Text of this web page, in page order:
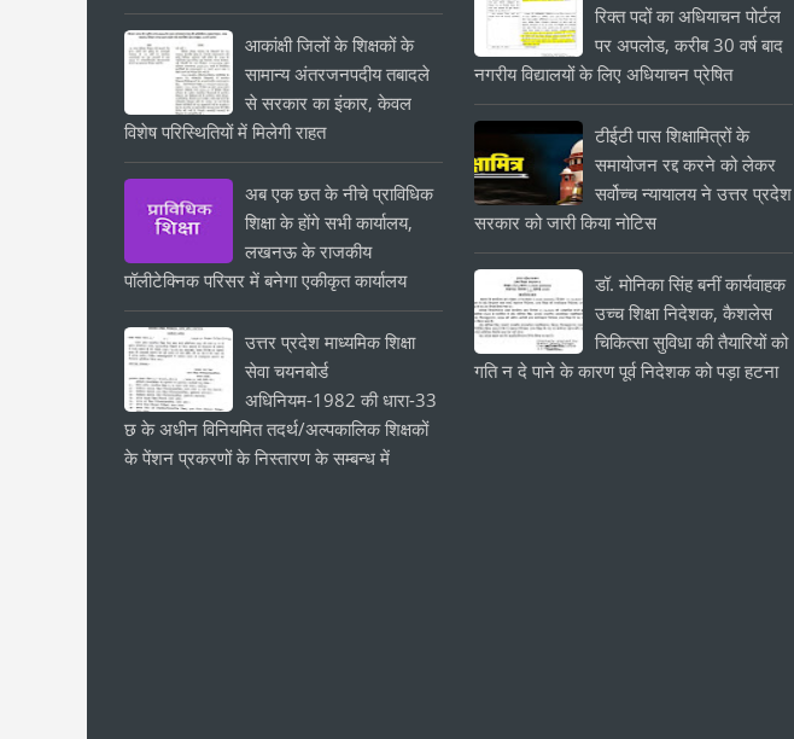
आकांक्षी जिलों के शिक्षकों के
सामान्य अंतरजनपदीय तबादले
से सरकार का इंकार, केवल
विशेष परिस्थितियों में मिलेगी राहत
अब एक छत के नीचे प्राविधिक
शिक्षा के होंगे सभी कार्यालय,
लखनऊ के राजकीय
पॉलीटेक्निक परिसर में बनेगा एकीकृत कार्यालय
उत्तर प्रदेश माध्यमिक शिक्षा
सेवा चयनबोर्ड
अधिनियम-1982 की धारा-33
छ के अधीन विनियमित तदर्थ/अल्पकालिक शिक्षकों
के पेंशन प्रकरणों के निस्तारण के सम्बन्ध में
रिक्त पदों का अधियाचन पोर्टल
पर अपलोड, करीब 30 वर्ष बाद
नगरीय विद्यालयों के लिए अधियाचन प्रेषित
टीईटी पास शिक्षामित्रों के
समायोजन रद्द करने को लेकर
सर्वोच्च न्यायालय ने उत्तर प्रदेश
सरकार को जारी किया नोटिस
डॉ. मोनिका सिंह बनीं कार्यवाहक
उच्च शिक्षा निदेशक, कैशलेस
चिकित्सा सुविधा की तैयारियों को
गति न दे पाने के कारण पूर्व निदेशक को पड़ा हटना